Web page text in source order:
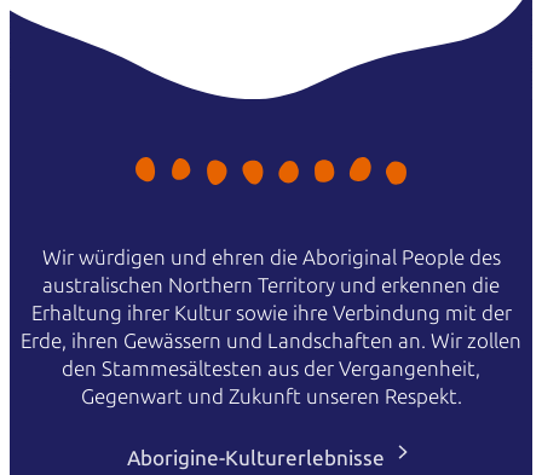
Wir würdigen und ehren die Aboriginal People des
australischen Northern Territory und erkennen die
Erhaltung ihrer Kultur sowie ihre Verbindung mit der
Erde, ihren Gewässern und Landschaften an. Wir zollen
den Stammesältesten aus der Vergangenheit,
Gegenwart und Zukunft unseren Respekt.
Aborigine-Kulturerlebnisse